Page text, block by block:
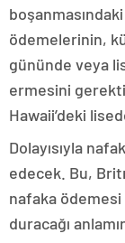
ödemelerinin,
gününde veya
ermesini
Hawaii’deki
Dolayısıyla
edecek. Bu,
nafaka ödemesi
duracağı